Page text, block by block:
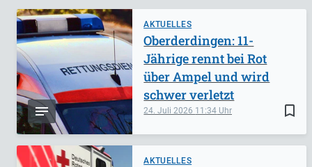
AKTUELLES
bookmark_border
24. Juli 2026 11:34
Oberderdingen: 11-
Jährige rennt bei Rot
über Ampel und wird
schwer verletzt
AKTUELLES